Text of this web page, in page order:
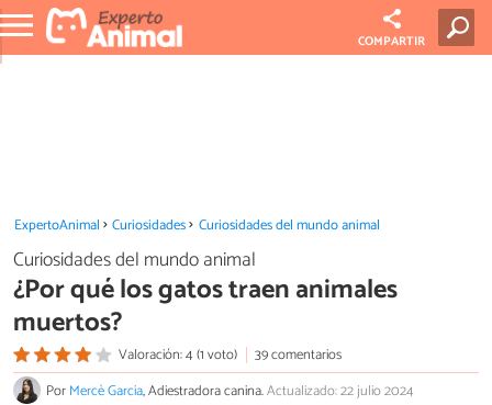
COMPARTIR
ExpertoAnimal Curiosidades Curiosidades del mundo animal
Curiosidades del mundo animal
¿Por qué los gatos traen animales
muertos?
Valoración: 4 (1 voto)
39 comentarios
PorMercè Garcia, Adiestradora canina.Actualizado: 22 julio 2024